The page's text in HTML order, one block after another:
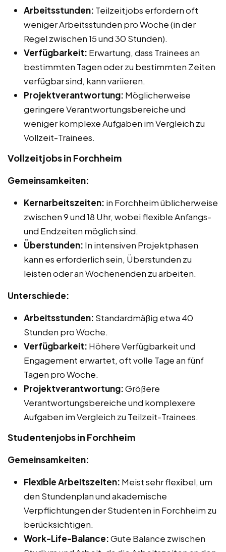
Arbeitsstunden: Teilzeitjobs erfordern oft
weniger Arbeitsstunden pro Woche (in der
Regel zwischen 15 und 30 Stunden).
Verfügbarkeit: Erwartung, dass Trainees an
bestimmten Tagen oder zu bestimmten Zeiten
verfügbar sind, kann variieren.
Projektverantwortung: Möglicherweise
geringere Verantwortungsbereiche und
weniger komplexe Aufgaben im Vergleich zu
Vollzeit-Trainees.
Vollzeitjobs in Forchheim
Gemeinsamkeiten:
Kernarbeitszeiten: in Forchheim üblicherweise
zwischen 9 und 18 Uhr, wobei flexible Anfangs-
und Endzeiten möglich sind.
Überstunden: In intensiven Projektphasen
kann es erforderlich sein, Überstunden zu
leisten oder an Wochenenden zu arbeiten.
Unterschiede:
Arbeitsstunden: Standardmäßig etwa 40
Stunden pro Woche.
Verfügbarkeit: Höhere Verfügbarkeit und
Engagement erwartet, oft volle Tage an fünf
Tagen pro Woche.
Projektverantwortung:Größere
Verantwortungsbereiche und komplexere
Aufgaben im Vergleich zu Teilzeit-Trainees.
Studentenjobs in Forchheim
Gemeinsamkeiten:
Flexible Arbeitszeiten: Meist sehr flexibel, um
den Stundenplan und akademische
Verpflichtungen der Studenten in Forchheim zu
berücksichtigen.
Work-Life-Balance:Gute Balance zwischen